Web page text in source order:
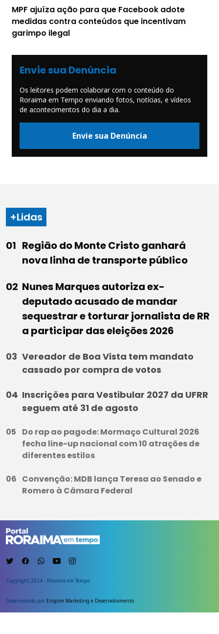
MPF ajuíza ação para que Facebook adote
medidas contra conteúdos que incentivam
garimpo ilegal
Envie sua Denúncia
Os leitores podem colaborar com o conteúdo do
Roraima em Tempo enviando fotos, notícias, e vídeos
de acontecimentos do dia a dia.
Envie sua Denúncia
+Lidas
Região do Monte Cristo ganhará
nova linha de transporte público
Nunes Marques autoriza ex-
deputado acusado de mandar
sequestrar e torturar jornalista de RR
a participar das eleições 2026
Vereador de Boa Vista tem mandato
cassado por compra de votos
Inscrições para Vestibular 2027 da UFRR
seguem até 31 de agosto
Do rap ao pagode: Mormaço Cultural 2026
fecha line-up nacional com 10 atrações de
diferentes estilos
Convenção: MDB lança Teresa ao Senado e
Romero à Câmara Federal
Copyright 2024 - Roraima em Tempo
Desenvolvido por Enspire Marketing e Desenvolvimento